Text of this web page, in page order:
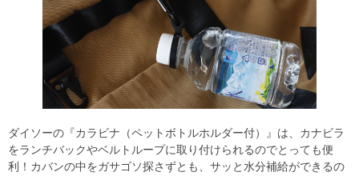
ダイソーの『カラビナ（ペットボトルホルダー付）』は、カナビラ
をランチバックやベルトループに取り付けられるのでとっても便
利！カバンの中をガサゴソ探さずとも、サッと水分補給ができるの